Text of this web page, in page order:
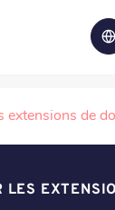
extensions de
LES